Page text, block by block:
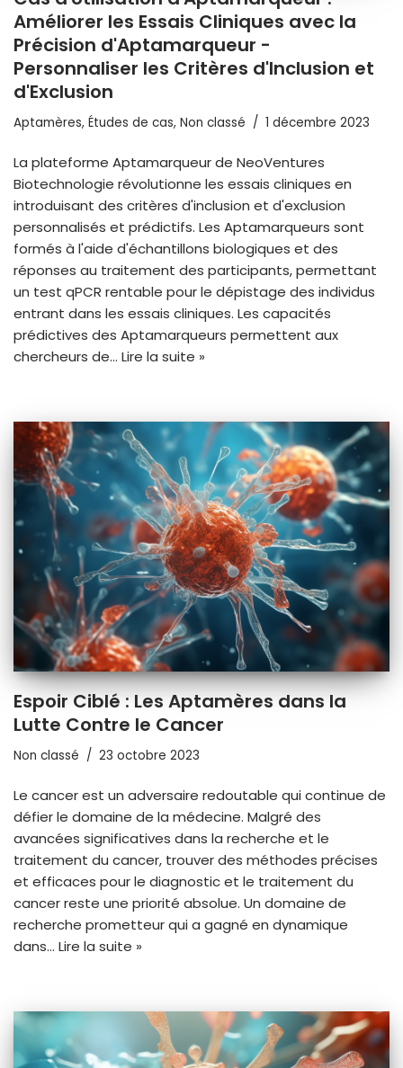
Améliorer les Essais Cliniques avec la
Précision d'Aptamarqueur -
Personnaliser les Critères d'Inclusion et
d'Exclusion
Aptamères, Études de cas, Non classé 1 décembre 2023
La plateforme Aptamarqueur de NeoVentures
Biotechnologie révolutionne les essais cliniques en
introduisant des critères d'inclusion et d'exclusion
personnalisés et prédictifs. Les Aptamarqueurs sont
formés à l'aide d'échantillons biologiques et des
réponses au traitement des participants, permettant
un test qPCR rentable pour le dépistage des individus
entrant dans les essais cliniques. Les capacités
prédictives des Aptamarqueurs permettent aux
chercheurs de… Lire la suite »
Espoir Ciblé : Les Aptamères dans la
Lutte Contre le Cancer
Non classé 23 octobre 2023
Le cancer est un adversaire redoutable qui continue de
défier le domaine de la médecine. Malgré des
avancées significatives dans la recherche et le
traitement du cancer, trouver des méthodes précises
et efficaces pour le diagnostic et le traitement du
cancer reste une priorité absolue. Un domaine de
recherche prometteur qui a gagné en dynamique
dans… Lire la suite »